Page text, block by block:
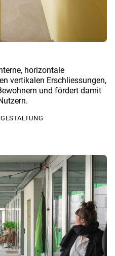
horizontale
vertikalen Erschliessungen,
und fördert damit